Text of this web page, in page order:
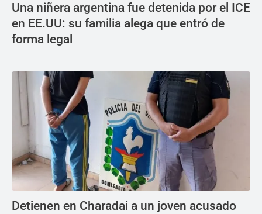
Una niñera argentina fue detenida por el ICE
en EE.UU: su familia alega que entró de
forma legal
Detienen en Charadai a un joven acusado